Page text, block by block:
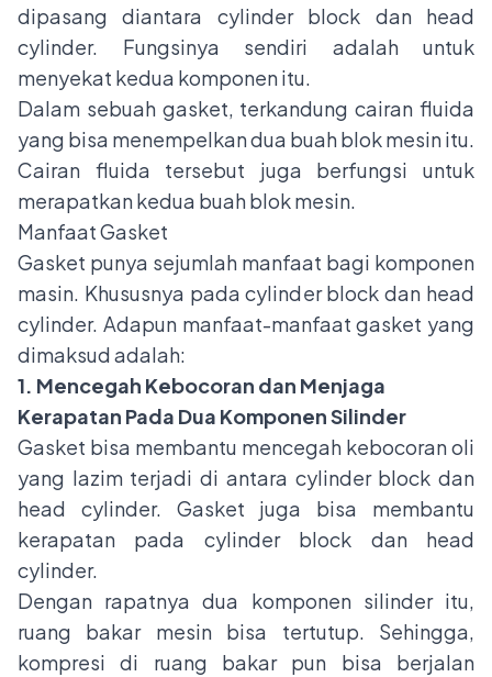
dipasang diantara cylinder block dan head
cylinder. Fungsinya sendiri adalah untuk
menyekat kedua komponen itu.
Dalam sebuah gasket, terkandung cairan fluida
yang bisa menempelkan dua buah blok mesin itu.
Cairan fluida tersebut juga berfungsi untuk
merapatkan kedua buah blok mesin.
Manfaat Gasket
Gasket punya sejumlah manfaat bagi komponen
masin. Khususnya pada cylinder block dan head
cylinder. Adapun manfaat-manfaat gasket yang
dimaksud adalah:
1. Mencegah Kebocoran dan Menjaga
Kerapatan Pada Dua Komponen Silinder
Gasket bisa membantu mencegah kebocoran oli
yang lazim terjadi di antara cylinder block dan
head cylinder. Gasket juga bisa membantu
kerapatan pada cylinder block dan head
cylinder.
Dengan rapatnya dua komponen silinder itu,
ruang bakar mesin bisa tertutup. Sehingga,
kompresi di ruang bakar pun bisa berjalan